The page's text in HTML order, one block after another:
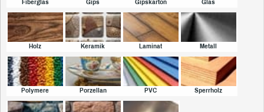
Fiberglas Gips Gipskarton Glas
Holz Keramik Laminat Metall
Polymere Porzellan PVC Sperrholz